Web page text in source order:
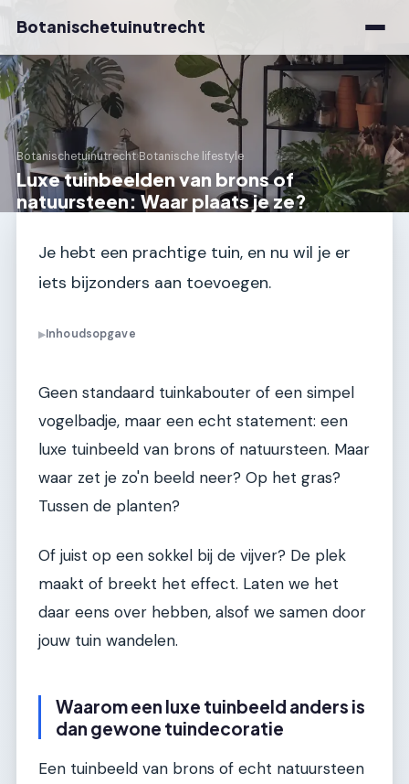
Botanischetuinutrecht
Botanischetuinutrecht›Botanische lifestyle
Luxe tuinbeelden van brons of
natuursteen: Waar plaats je ze?
Je hebt een prachtige tuin, en nu wil je er
iets bijzonders aan toevoegen.
▶Inhoudsopgave
Geen standaard tuinkabouter of een simpel
vogelbadje, maar een echt statement: een
luxe tuinbeeld van brons of natuursteen. Maar
waar zet je zo'n beeld neer? Op het gras?
Tussen de planten?
Of juist op een sokkel bij de vijver? De plek
maakt of breekt het effect. Laten we het
daar eens over hebben, alsof we samen door
jouw tuin wandelen.
Waarom een luxe tuinbeeld anders is
dan gewone tuindecoratie
Een tuinbeeld van brons of echt natuursteen